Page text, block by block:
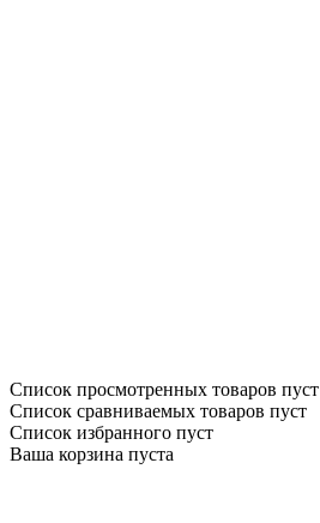
Список просмотренных товаров пуст
Список сравниваемых товаров пуст
Список избранного пуст
Ваша корзина пуста